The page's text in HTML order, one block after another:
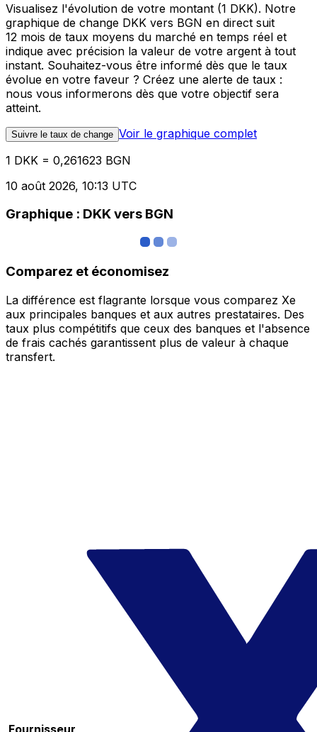
Visualisez l'évolution de votre montant (1 DKK). Notre
graphique de change DKK vers BGN en direct suit
12 mois de taux moyens du marché en temps réel et
indique avec précision la valeur de votre argent à tout
instant. Souhaitez-vous être informé dès que le taux
évolue en votre faveur ? Créez une alerte de taux :
nous vous informerons dès que votre objectif sera
atteint.
Suivre le taux de change Voir le graphique complet
1 DKK = 0,261623 BGN
10 août 2026, 10:13 UTC
Graphique : DKK vers BGN
Comparez et économisez
La différence est flagrante lorsque vous comparez Xe
aux principales banques et aux autres prestataires. Des
taux plus compétitifs que ceux des banques et l'absence
de frais cachés garantissent plus de valeur à chaque
transfert.
Fournisseur